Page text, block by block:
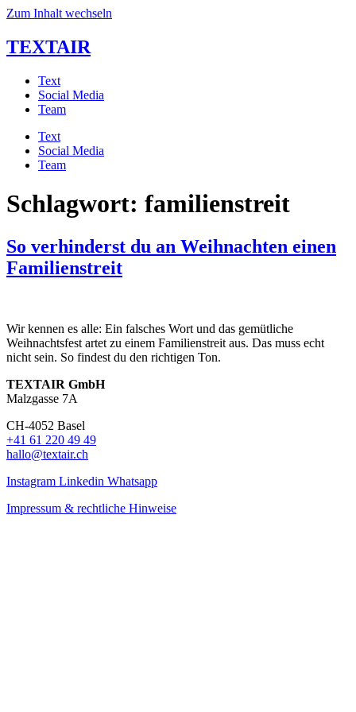
Zum Inhalt wechseln
TEXTAIR
Text
Social Media
Team
Text
Social Media
Team
Schlagwort: familienstreit
So verhinderst du an Weihnachten einen
Familienstreit
Wir kennen es alle: Ein falsches Wort und das gemütliche
Weihnachtsfest artet zu einem Familienstreit aus. Das muss echt
nicht sein. So findest du den richtigen Ton.
TEXTAIR GmbH
Malzgasse 7A
CH-4052 Basel
+41 61 220 49 49
hallo@textair.ch
Instagram Linkedin Whatsapp
Impressum & rechtliche Hinweise